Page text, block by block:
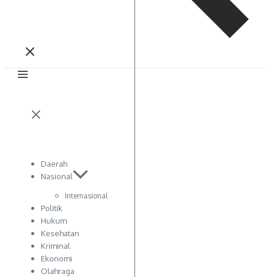
Daerah
Nasional
Internasional
Politik
Hukum
Kesehatan
Kriminal
Ekonomi
Olahraga